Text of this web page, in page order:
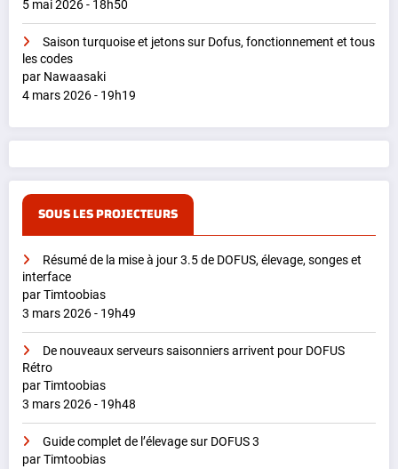
5 mai 2026 - 18h50
Saison turquoise et jetons sur Dofus, fonctionnement et tous
les codes
par Nawaasaki
4 mars 2026 - 19h19
SOUS LES PROJECTEURS
Résumé de la mise à jour 3.5 de DOFUS, élevage, songes et
interface
par Timtoobias
3 mars 2026 - 19h49
De nouveaux serveurs saisonniers arrivent pour DOFUS
Rétro
par Timtoobias
3 mars 2026 - 19h48
Guide complet de l’élevage sur DOFUS 3
par Timtoobias